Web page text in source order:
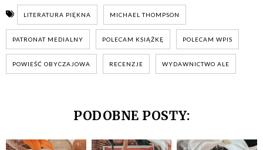
LITERATURA PIĘKNA MICHAEL THOMPSON
PATRONAT MEDIALNY POLECAM KSIĄŻKĘ POLECAM WPIS
POWIEŚĆ OBYCZAJOWA RECENZJE WYDAWNICTWO ALE
PODOBNE POSTY: